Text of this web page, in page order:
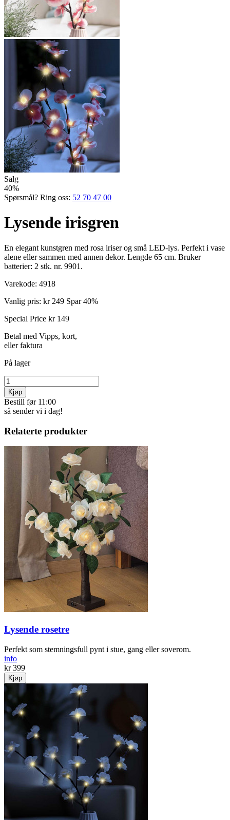
Salg
40%
Spørsmål? Ring oss: 52 70 47 00
Lysende irisgren
En elegant kunstgren med rosa iriser og små LED-lys. Perfekt i vase
alene eller sammen med annen dekor. Lengde 65 cm. Bruker
batterier: 2 stk. nr. 9901.
Varekode: 4918
Vanlig pris: kr 249 Spar 40%
Special Price kr 149
Betal med Vipps, kort,
eller faktura
På lager
Kjøp
Bestill før 11:00
så sender vi i dag!
Relaterte produkter
Lysende rosetre
Perfekt som stemningsfull pynt i stue, gang eller soverom.
info
kr 399
Kjøp